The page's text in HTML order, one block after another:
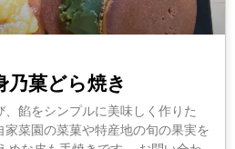
菓どら焼き
、餡をシンプルに美味しく作りた
家菜園の菜菓や特産地の旬の果実を